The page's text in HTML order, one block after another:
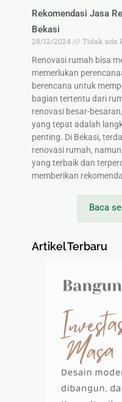
Rekomendasi Jasa
Bekasi
28/12/2024
Tidak ada
Renovasi rumah bisa
memerlukan
berencana untuk
bagian tertentu dari
renovasi besar-
yang tepat adalah
penting. Di Bekasi,
renovasi rumah,
yang terbaik dan
memberikan
Baca
Artikel Terbaru